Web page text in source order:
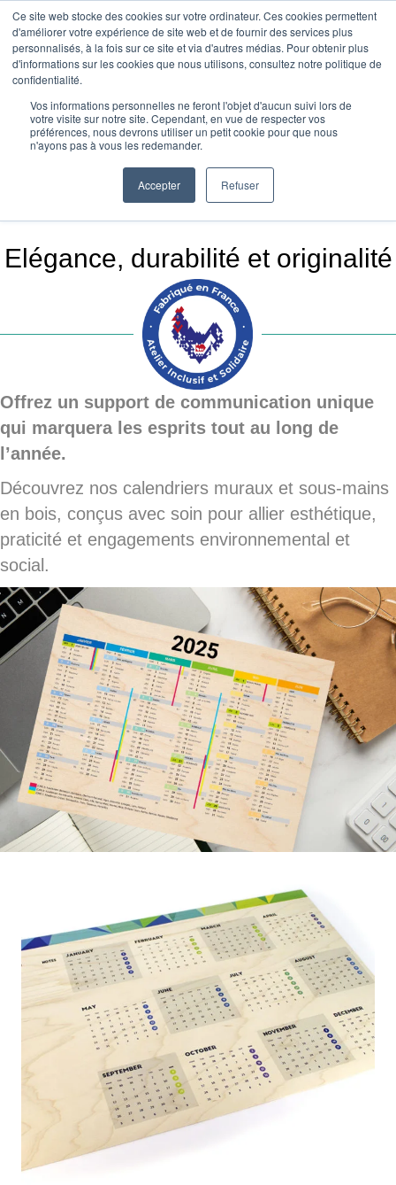
Ce site web stocke des cookies sur votre ordinateur. Ces cookies permettent
d'améliorer votre expérience de site web et de fournir des services plus
personnalisés, à la fois sur ce site et via d'autres médias. Pour obtenir plus
d'informations sur les cookies que nous utilisons, consultez notre politique de
confidentialité.
Vos informations personnelles ne feront l'objet d'aucun suivi lors de
votre visite sur notre site. Cependant, en vue de respecter vos
préférences, nous devrons utiliser un petit cookie pour que nous
n'ayons pas à vous les redemander.
Accepter Refuser
Absolu Wood
Accueil Goodies Ecoresponsables
Calendrier sous main ou mural en bois
Calendrier sous main /
mural en bois personnalisé
Elégance, durabilité et originalité
Offrez un support de communication unique
qui marquera les esprits tout au long de
l’année.
Découvrez nos calendriers muraux et sous-mains
en bois, conçus avec soin pour allier esthétique,
praticité et engagements environnemental et
social.